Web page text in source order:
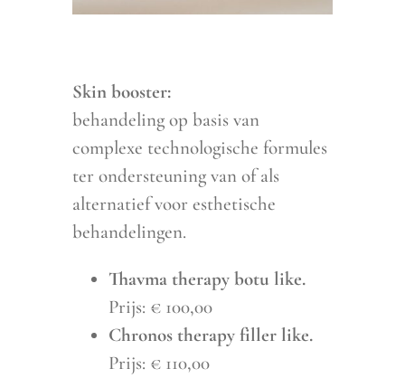
Skin booster:
behandeling op basis van
complexe technologische formules
ter ondersteuning van of als
alternatief voor esthetische
behandelingen.
Thavma therapy botu like.
Prijs: € 100,00
Chronos therapy filler like.
Prijs: € 110,00